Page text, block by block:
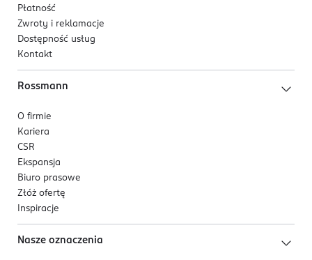
Płatność
Zwroty i reklamacje
Dostępność usług
Kontakt
Rossmann
O firmie
Kariera
CSR
Ekspansja
Biuro prasowe
Złóż ofertę
Inspiracje
Nasze oznaczenia